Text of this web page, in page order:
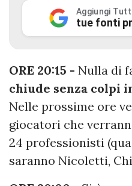
Aggiungi
tue fonti
ORE 20:15 - Nulla di
chiude senza colpi
Nelle prossime ore
giocatori che
24 professionisti
saranno Nicoletti,